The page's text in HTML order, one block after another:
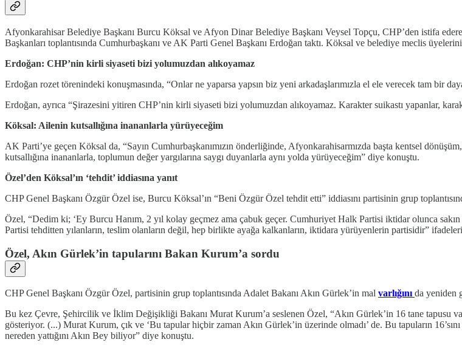
Afyonkarahisar Belediye Başkanı Burcu Köksal ve Afyon Dinar Belediye Başkanı Veysel Topçu, CHP’den istifa
Başkanları toplantısında Cumhurbaşkanı ve AK Parti Genel Başkanı Erdoğan taktı. Köksal ve belediye meclis
Erdoğan: CHP’nin kirli siyaseti bizi yolumuzdan alıkoyamaz
Erdoğan rozet törenindeki konuşmasında, “Onlar ne yaparsa yapsın biz yeni arkadaşlarımızla el ele verecek tam bir
Erdoğan, ayrıca “Şirazesini yitiren CHP’nin kirli siyaseti bizi yolumuzdan alıkoyamaz. Karakter suikastı yapanlar,
Köksal: Ailenin kutsallığına inananlarla yürüyeceğim
AK Parti’ye geçen Köksal da, “Sayın Cumhurbaşkanımızın önderliğinde, Afyonkarahisarmızda başta kentsel
kutsallığına inananlarla, toplumun değer yargılarına saygı duyanlarla aynı yolda yürüyeceğim” diye konuştu.
Özel’den Köksal’ın ‘tehdit’ iddiasına yanıt
CHP Genel Başkanı Özgür Özel ise, Burcu Köksal’ın “Beni Özgür Özel tehdit etti” iddiasını partisinin grup
Özel, “Dedim ki; ‘Ey Burcu Hanım, 2 yıl kolay geçmez ama çabuk geçer. Cumhuriyet Halk Partisi iktidar olunca
Partisi tehditten yılanların, teslim olanların değil, hep birlikte ayağa kalkanların, iktidara yürüyenlerin partisidir”
Özel, Akın Gürlek’in tapularını Bakan Kurum’a sordu
CHP Genel Başkanı Özgür Özel, partisinin grup toplantısında Adalet Bakanı Akın Gürlek’in mal varlığını da yeniden
Bu kez Çevre, Şehircilik ve İklim Değişikliği Bakanı Murat Kurum’a seslenen Özel, “Akın Gürlek’in 16 tane tapusu
gösteriyor. (...) Murat Kurum, çık ve ‘Bu tapular hiçbir zaman Akın Gürlek’in üzerinde olmadı’ de. Bu tapuların
nereden yattığını Akın Bey biliyor” diye konuştu.